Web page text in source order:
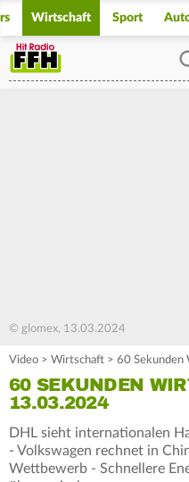
Wirtschaft Sport
© glomex, 13.03.2024
Video > Wirtschaft > 60 Sekunden
60 SEKUNDEN
13.03.2024
DHL sieht internationalen
- Volkswagen rechnet in
Wettbewerb - Schnellere